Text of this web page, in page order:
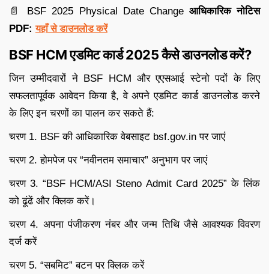
📄 BSF 2025 Physical Date Change आधिकारिक नोटिस
PDF:यहाँ से डाउनलोड करें
BSF HCM एडमिट कार्ड 2025 कैसे डाउनलोड करें?
जिन उम्मीदवारों ने BSF HCM और एएसआई स्टेनो पदों के लिए
सफलतापूर्वक आवेदन किया है, वे अपने एडमिट कार्ड डाउनलोड करने
के लिए इन चरणों का पालन कर सकते हैं:
चरण 1. BSF की आधिकारिक वेबसाइट bsf.gov.in पर जाएं
चरण 2. होमपेज पर “नवीनतम समाचार” अनुभाग पर जाएं
चरण 3. “BSF HCM/ASI Steno Admit Card 2025” के लिंक
को ढूंढें और क्लिक करें।
चरण 4. अपना पंजीकरण नंबर और जन्म तिथि जैसे आवश्यक विवरण
दर्ज करें
चरण 5. “सबमिट” बटन पर क्लिक करें